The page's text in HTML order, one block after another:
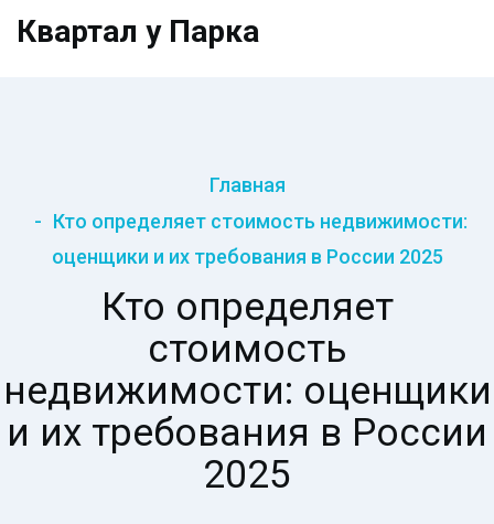
Квартал у Парка
Главная
Кто определяет стоимость недвижимости:
оценщики и их требования в России 2025
Кто определяет
стоимость
недвижимости: оценщики
и их требования в России
2025